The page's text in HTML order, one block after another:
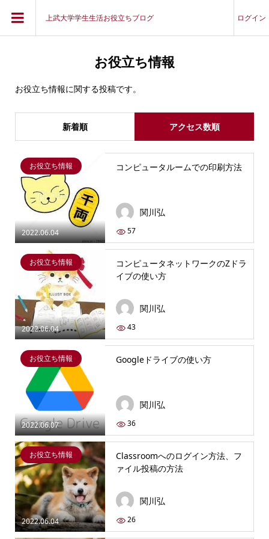
上武大学学生生活お役立ちブログ ログイン
お役立ち情報
お役立ち情報に関する投稿です。
新着順 アクセス数順
2022.06.04
お役立ち情報 コンピュータルームでの印刷方法
関川弘
57
2022.06.04
お役立ち情報
コンピュータネットワークのZドラ
イブの使い方
関川弘
43
2022.06.07
お役立ち情報 Googleドライブの使い方
関川弘
36
2022.06.04
お役立ち情報
Classroomへのログイン方法、フ
ァイル投稿の方法
関川弘
26